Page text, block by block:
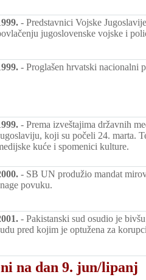
- Predstavnici Vojske
jugoslovenske vojske i
- Proglašen hrvatski nacionalni
- Prema izveštajima državnih
koji su počeli 24. marta.
kuće i spomenici kulture.
- SB UN produžio mandat
povuku.
- Pakistanski sud osudio je
pred kojim je optužena za
na dan 9. jun/lipanj